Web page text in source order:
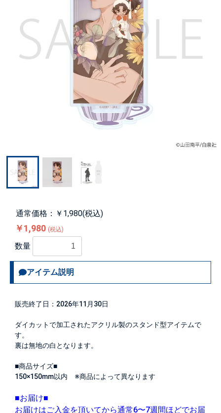
通常価格：￥1,980(税込)
￥1,980 (税込)
数量
アイテム説明
販売終了日：2026年11月30日
ダイカットで加工されたアクリル製のスタンド型アイテムで
す。
裏は無地の白となります。
■商品サイズ■
150×150mm以内 ※商品によって異なります
■お届け■
お届けはご入金を頂いてから通常6〜7週間ほどでお届